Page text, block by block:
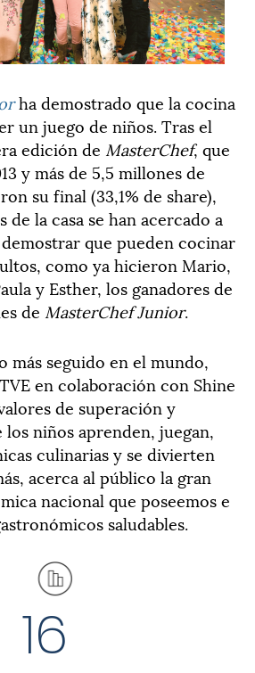
ha demostrado que la cocina
un juego de niños. Tras el
edición de MasterChef, que
y más de 5,5 millones de
su final (33,1% de share),
de la casa se han acercado a
que pueden cocinar
como ya hicieron Mario,
y Esther, los ganadores de
de MasterChef Junior.
seguido en el mundo,
en colaboración con Shine
de superación y
niños aprenden, juegan,
culinarias y se divierten
acerca al público la gran
nacional que poseemos e
saludables.
16